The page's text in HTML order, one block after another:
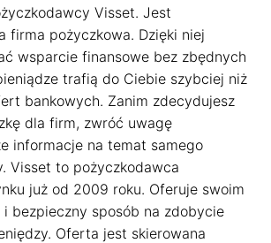
Visset. Jest
firma pożyczkowa. Dzięki niej
wsparcie finansowe bez zbędnych
trafią do Ciebie szybciej niż
bankowych. Zanim zdecydujesz
dla firm, zwróć uwagę
informacje na temat samego
Visset to pożyczkodawca
już od 2009 roku. Oferuje swoim
bezpieczny sposób na zdobycie
Oferta jest skierowana